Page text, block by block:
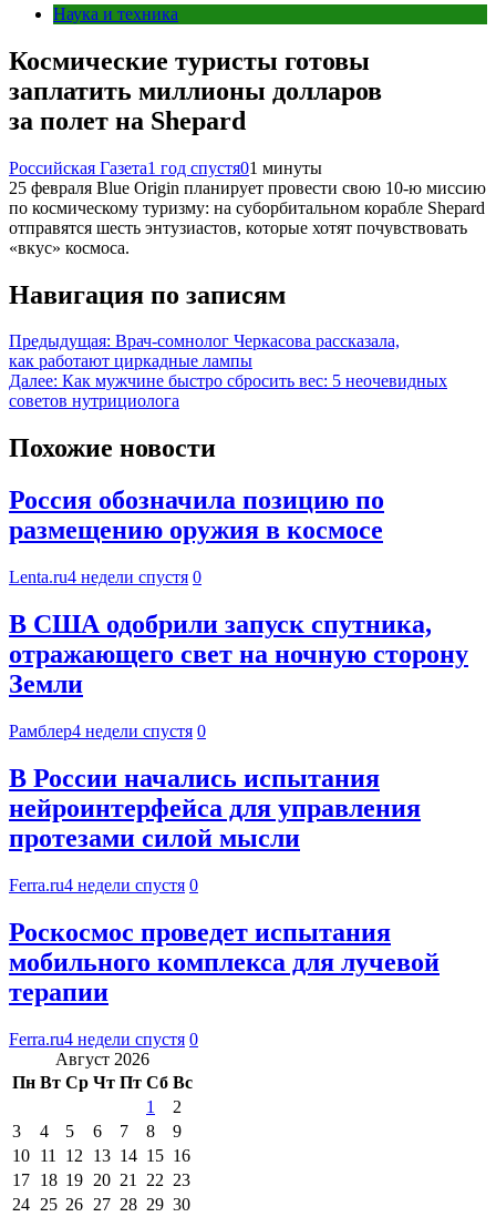
Наука и техника
Космические туристы готовы
заплатить миллионы долларов
за полет на Shepard
Российская Газета1 год спустя01 минуты
25 февраля Blue Origin планирует провести свою 10-ю миссию
по космическому туризму: на суборбитальном корабле Shepard
отправятся шесть энтузиастов, которые хотят почувствовать
«вкус» космоса.
Навигация по записям
Предыдущая: Врач-сомнолог Черкасова рассказала,
как работают циркадные лампы
Далее: Как мужчине быстро сбросить вес: 5 неочевидных
советов нутрициолога
Похожие новости
Россия обозначила позицию по
размещению оружия в космосе
Lenta.ru4 недели спустя 0
В США одобрили запуск спутника,
отражающего свет на ночную сторону
Земли
Рамблер4 недели спустя 0
В России начались испытания
нейроинтерфейса для управления
протезами силой мысли
Ferra.ru4 недели спустя 0
Роскосмос проведет испытания
мобильного комплекса для лучевой
терапии
Ferra.ru4 недели спустя 0
Август 2026
Пн Вт Ср Чт Пт Сб Вс
1
2
3
4 5 6 7 8
9
10 11 12 13 14 15 16
17 18 19 20 21 22 23
24 25 26 27 28 29 30